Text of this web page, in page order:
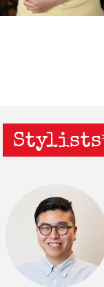
Stylists